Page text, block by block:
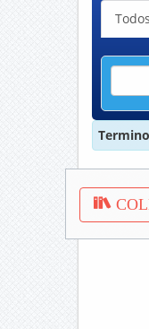
Todos